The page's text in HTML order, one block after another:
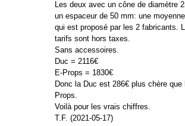
Les deux avec un cône de diamètre
un espaceur de 50 mm: une
qui est proposé par les 2 fabricants.
tarifs sont hors taxes.
Sans accessoires.
Duc = 2116€
E-Props = 1830€
Donc la Duc est 286€ plus chère que
Props.
Voilà pour les vrais chiffres.
T.F. (2021-05-17)